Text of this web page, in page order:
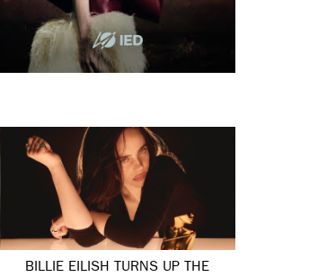
BILLIE EILISH TURNS UP THE